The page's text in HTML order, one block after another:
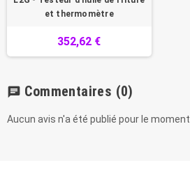
et thermomètre
352,62 €
chat Commentaires (0)
Aucun avis n'a été publié pour le moment.